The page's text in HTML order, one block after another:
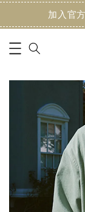
加入官